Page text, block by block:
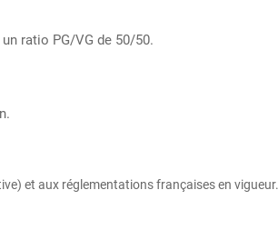
ratio PG/VG de 50/50.
et aux réglementations françaises en vigueur.